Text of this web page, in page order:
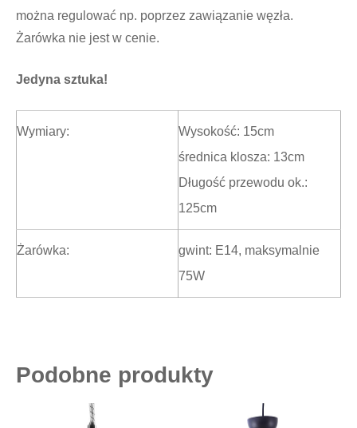
można regulować np. poprzez zawiązanie węzła.
Żarówka nie jest w cenie.
Jedyna sztuka!
Wymiary:
Wysokość: 15cm
średnica klosza: 13cm
Długość przewodu ok.:
125cm
Żarówka:
gwint: E14, maksymalnie
75W
Podobne produkty